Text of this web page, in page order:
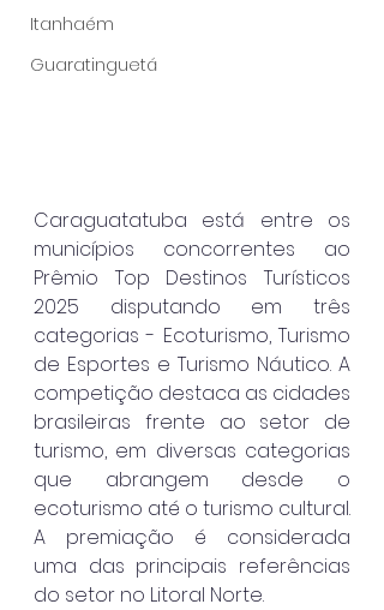
Itanhaém
Guaratinguetá
Caraguatatuba está entre os
municípios concorrentes ao
Prêmio Top Destinos Turísticos
2025 disputando em três
categorias - Ecoturismo, Turismo
de Esportes e Turismo Náutico. A
competição destaca as cidades
brasileiras frente ao setor de
turismo, em diversas categorias
que abrangem desde o
ecoturismo até o turismo cultural.
A premiação é considerada
uma das principais referências
do setor no Litoral Norte.